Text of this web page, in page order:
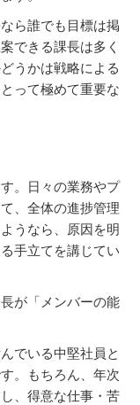
ら誰でも目標は掲
できる課長は多く
うかは戦略による
って極めて重要な
。日々の業務やプ
、全体の進捗管理
うなら、原因を明
手立てを講じてい
が「メンバーの能
でいる中堅社員と
。もちろん、年次
、得意な仕事・苦